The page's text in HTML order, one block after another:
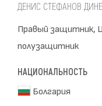
ДЕНИС СТЕФАНОВ
Правый защитник,
полузащитник
НАЦИОНАЛЬНОСТЬ
Болгария